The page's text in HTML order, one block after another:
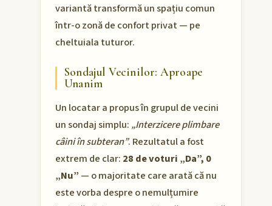
variantă transformă un spațiu comun
într-o zonă de confort privat — pe
cheltuiala tuturor.
Sondajul Vecinilor: Aproape
Unanim
Un locatar a propus în grupul de vecini
un sondaj simplu:„Interzicere plimbare
câini în subteran”. Rezultatul a fost
extrem de clar: 28 de voturi „Da”, 0
„Nu” — o majoritate care arată că nu
este vorba despre o nemulțumire